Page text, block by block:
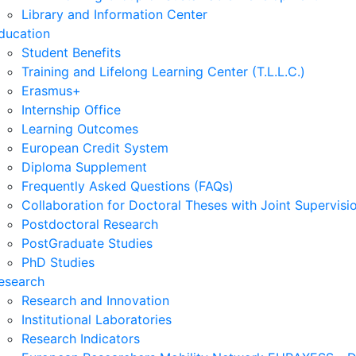
Library and Information Center
Student Benefits
Training and Lifelong Learning Center (T.L.L.C.)
Erasmus+
Internship Office
Learning Outcomes
European Credit System
Diploma Supplement
Frequently Asked Questions (FAQs)
Collaboration for Doctoral Theses with Joint
Postdoctoral Research
PostGraduate Studies
PhD Studies
Research and Innovation
Institutional Laboratories
Research Indicators